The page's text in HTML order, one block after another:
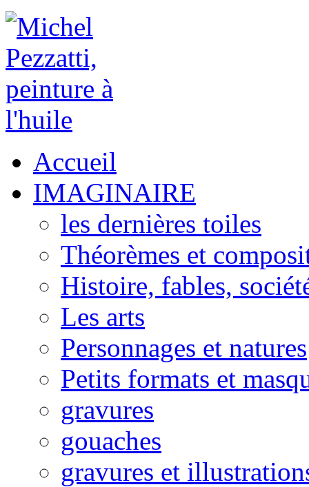
Accueil
IMAGINAIRE
les dernières toiles
Théorèmes et
Histoire, fables,
Les arts
Personnages et natures
Petits formats et
gravures
gouaches
gravures et